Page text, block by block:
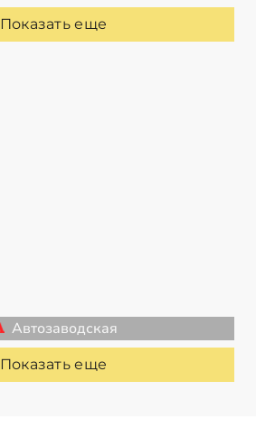
Показать еще
Автозаводская
Показать еще